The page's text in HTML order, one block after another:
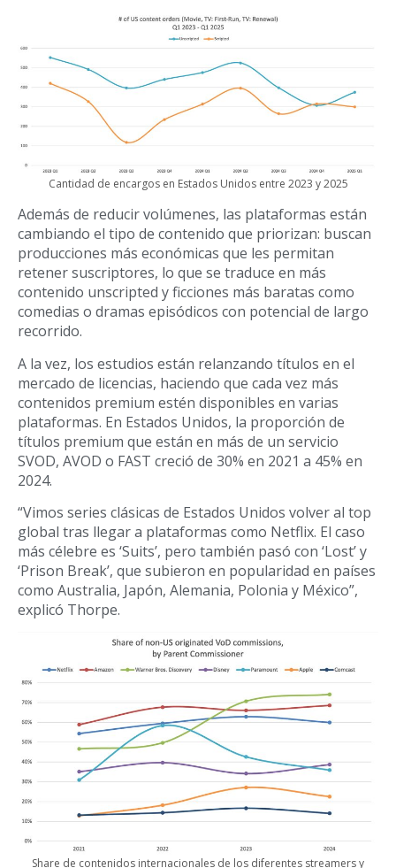
Cantidad de encargos en Estados Unidos entre 2023 y 2025
Además de reducir volúmenes, las plataformas están
cambiando el tipo de contenido que priorizan: buscan
producciones más económicas que les permitan
retener suscriptores, lo que se traduce en más
contenido unscripted y ficciones más baratas como
comedias o dramas episódicos con potencial de largo
recorrido.
A la vez, los estudios están relanzando títulos en el
mercado de licencias, haciendo que cada vez más
contenidos premium estén disponibles en varias
plataformas. En Estados Unidos, la proporción de
títulos premium que están en más de un servicio
SVOD, AVOD o FAST creció de 30% en 2021 a 45% en
2024.
“Vimos series clásicas de Estados Unidos volver al top
global tras llegar a plataformas como Netflix. El caso
más célebre es ‘Suits’, pero también pasó con ‘Lost’ y
‘Prison Break’, que subieron en popularidad en países
como Australia, Japón, Alemania, Polonia y México”,
explicó Thorpe.
Share de contenidos internacionales de los diferentes streamers y